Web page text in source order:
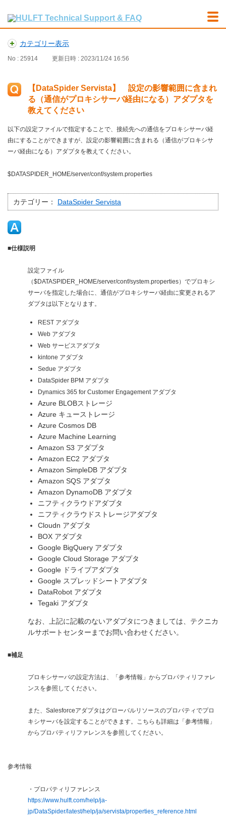
カテゴリー表示
No : 25914 更新日時 : 2023/11/24 16:56
【DataSpider Servista】 設定の影響範囲に含まれ
る（通信がプロキシサーバ経由になる）アダプタを
教えてください
以下の設定ファイルで指定することで、接続先への通信をプロキシサーバ経
由にすることができますが、設定の影響範囲に含まれる（通信がプロキシサ
ーバ経由になる）アダプタを教えてください。
$DATASPIDER_HOME/server/conf/system.properties
カテゴリー： DataSpider Servista
■仕様説明
設定ファイル
（$DATASPIDER_HOME/server/conf/system.properties）でプロキシ
サーバを指定した場合に、通信がプロキシサーバ経由に変更されるア
ダプタは以下となります。
REST アダプタ
Web アダプタ
Web サービスアダプタ
kintone アダプタ
Sedue アダプタ
DataSpider BPM アダプタ
Dynamics 365 for Customer Engagement アダプタ
Azure BLOBストレージ
Azure キューストレージ
Azure Cosmos DB
Azure Machine Learning
Amazon S3 アダプタ
Amazon EC2 アダプタ
Amazon SimpleDB アダプタ
Amazon SQS アダプタ
Amazon DynamoDB アダプタ
ニフティクラウドアダプタ
ニフティクラウドストレージアダプタ
Cloudn アダプタ
BOX アダプタ
Google BigQuery アダプタ
Google Cloud Storage アダプタ
Google ドライブアダプタ
Google スプレッドシートアダプタ
DataRobot アダプタ
Tegaki アダプタ
なお、上記に記載のないアダプタにつきましては、テクニカ
ルサポートセンターまでお問い合わせください。
■補足
プロキシサーバの設定方法は、「参考情報」からプロパティリファレ
ンスを参照してください。
また、Salesforceアダプタはグローバルリソースのプロパティでプロ
キシサーバを設定することができます。こちらも詳細は「参考情報」
からプロパティリファレンスを参照してください。
参考情報
・プロパティリファレンス
https://www.hulft.com/help/ja-
jp/DataSpider/latest/help/ja/servista/properties_reference.html